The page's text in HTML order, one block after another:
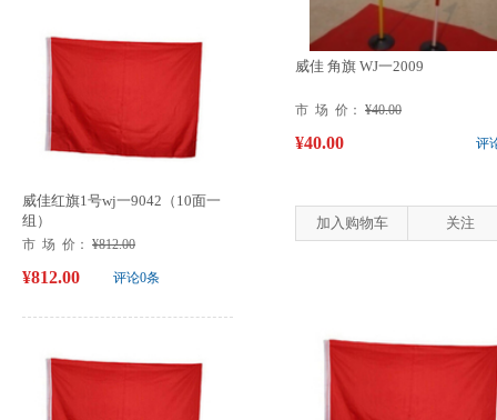
威佳红旗1号wj一9042（10面一
组）
市 场 价： ¥812.00
评论0条
¥812.00
威佳 角旗 WJ一2009
市 场 价： ¥40.00
评
¥40.00
加入购物车 关注